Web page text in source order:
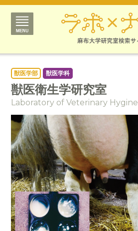
獣医学部 獣医学科
獣医衛生学研究室
Laboratory of Veterinary Hygine